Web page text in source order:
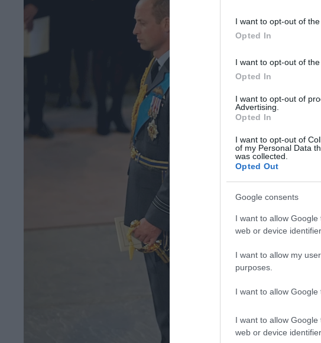
I want to opt-out of
Opted In
I want to opt-out of
Opted In
I want to opt-out of
Advertising.
Opted In
I want to opt-out of
of my Personal Data
was collected.
Opted Out
Google consents
I want to allow
web or device
I want to allow my
purposes.
I want to allow Google
I want to allow
web or device